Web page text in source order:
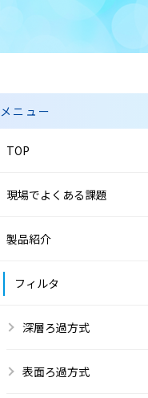
メニュー
TOP
現場でよくある課題
製品紹介
フィルタ
深層ろ過方式
表面ろ過方式